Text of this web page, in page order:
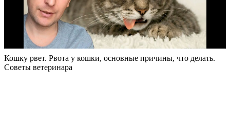
Кошку рвет. Рвота у кошки, основные причины, что делать.
Советы ветеринара